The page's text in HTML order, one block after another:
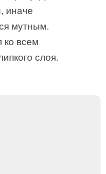
иначе
мутным.
ко всем
слоя.